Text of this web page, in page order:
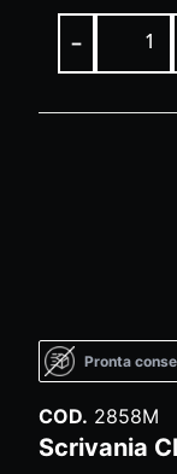
-
Pronta
COD. 2858M
Scrivania